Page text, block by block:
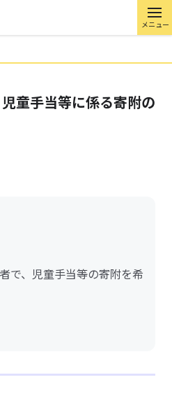
メニュー
児童手当等に係る寄附の
で、児童手当等の寄附を希